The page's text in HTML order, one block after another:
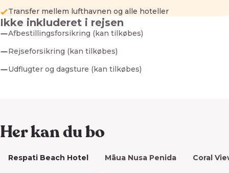
Transfer mellem lufthavnen og alle hoteller
Ikke inkluderet i rejsen
Afbestillingsforsikring (kan tilkøbes)
Rejseforsikring (kan tilkøbes)
Udflugter og dagsture (kan tilkøbes)
Her kan du bo
Respati Beach Hotel Māua Nusa Penida Coral